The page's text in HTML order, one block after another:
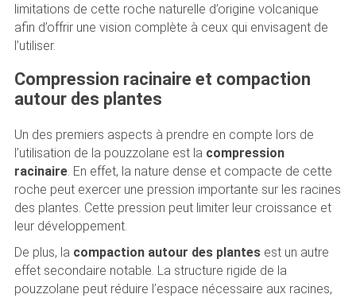
limitations de cette roche naturelle d’origine volcanique
afin d’offrir une vision complète à ceux qui envisagent de
l’utiliser.
Compression racinaire et compaction
autour des plantes
Un des premiers aspects à prendre en compte lors de
l’utilisation de la pouzzolane est la compression
racinaire. En effet, la nature dense et compacte de cette
roche peut exercer une pression importante sur les racines
des plantes. Cette pression peut limiter leur croissance et
leur développement.
De plus, la compaction autour des plantesest un autre
effet secondaire notable. La structure rigide de la
pouzzolane peut réduire l’espace nécessaire aux racines,